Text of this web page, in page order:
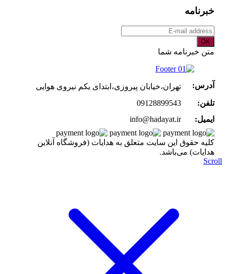
خبرنامه
OK
متن خبرنامه شما
آدرس:
تهران،خیابان پیروزی،ابتدای یکم نیروی هوایی
تلفن:
09128899543
ایمیل:
info@hadayat.ir
کليه حقوق اين سايت متعلق به هدایات (فروشگاه آنلاین
هدایات) می‌باشد.
Scroll